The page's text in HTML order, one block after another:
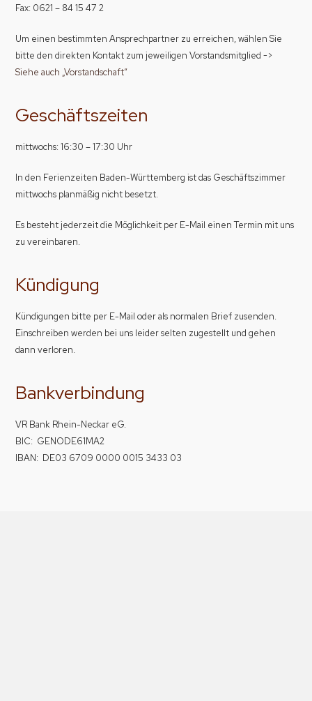
Fax: 0621 – 84 15 47 2
Um einen bestimmten Ansprechpartner zu erreichen, wählen Sie
bitte den direkten Kontakt zum jeweiligen Vorstandsmitglied ->
Siehe auch „Vorstandschaft“
Geschäftszeiten
mittwochs: 16:30 – 17:30 Uhr
In den Ferienzeiten Baden-Württemberg ist das Geschäftszimmer
mittwochs planmäßig nicht besetzt.
Es besteht jederzeit die Möglichkeit per E-Mail einen Termin mit uns
zu vereinbaren.
Kündigung
Kündigungen bitte per E-Mail oder als normalen Brief zusenden.
Einschreiben werden bei uns leider selten zugestellt und gehen
dann verloren.
Bankverbindung
VR Bank Rhein-Neckar eG.
BIC: GENODE61MA2
IBAN: DE03 6709 0000 0015 3433 03